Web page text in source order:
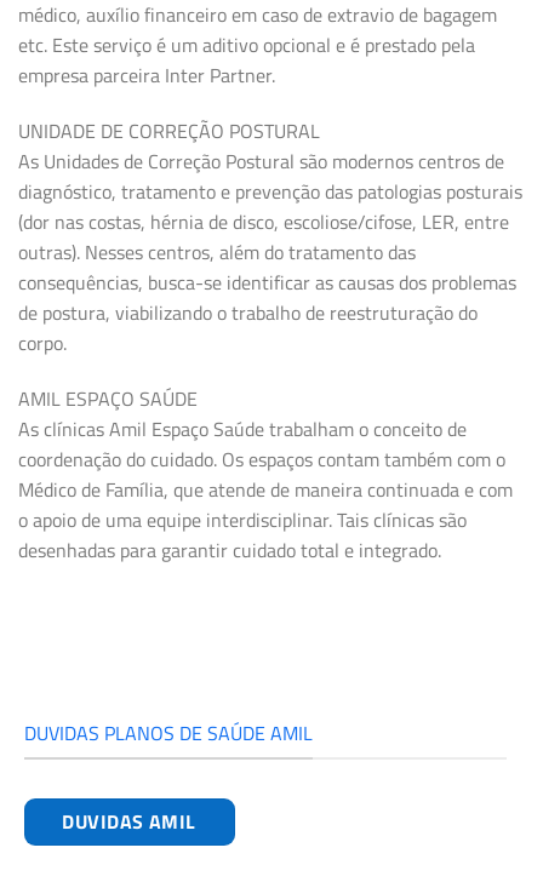
médico, auxílio financeiro em caso de extravio de bagagem
etc. Este serviço é um aditivo opcional e é prestado pela
empresa parceira Inter Partner.
UNIDADE DE CORREÇÃO POSTURAL
As Unidades de Correção Postural são modernos centros de
diagnóstico, tratamento e prevenção das patologias posturais
(dor nas costas, hérnia de disco, escoliose/cifose, LER, entre
outras). Nesses centros, além do tratamento das
consequências, busca-se identificar as causas dos problemas
de postura, viabilizando o trabalho de reestruturação do
corpo.
AMIL ESPAÇO SAÚDE
As clínicas Amil Espaço Saúde trabalham o conceito de
coordenação do cuidado. Os espaços contam também com o
Médico de Família, que atende de maneira continuada e com
o apoio de uma equipe interdisciplinar. Tais clínicas são
desenhadas para garantir cuidado total e integrado.
DUVIDAS PLANOS DE SAÚDE AMIL
DUVIDAS AMIL